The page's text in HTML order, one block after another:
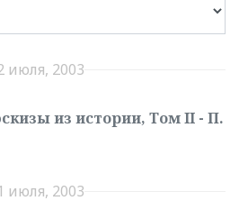
июля, 2003
из истории, Том II - П.
июля, 2003